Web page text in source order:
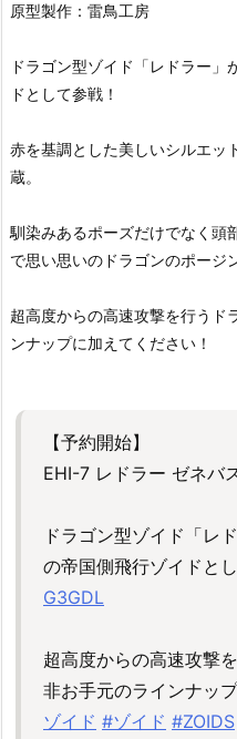
原型製作：雷鳥工房
ドラゴン型ゾイド「レドラー
ドとして参戦！
赤を基調とした美しいシルエッ
蔵。
馴染みあるポーズだけでなく頭
で思い思いのドラゴンのポージ
超高度からの高速攻撃を行うド
ンナップに加えてください！
【予約開始】
EHI-7 レドラー ゼネバ
ドラゴン型ゾイド「レ
の帝国側飛行ゾイドと
G3GDL
超高度からの高速攻撃
非お手元のラインナッ
ゾイド #ゾイド #ZOIDS